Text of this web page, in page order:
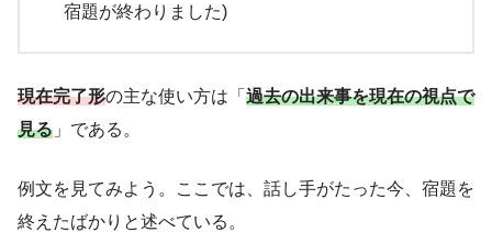
宿題が終わりました)
現在完了形の主な使い方は「 過去の出来事を現在の視点で
見る 」である。
例文を見てみよう。ここでは、話し手がたった今、宿題を
終えたばかりと述べている。